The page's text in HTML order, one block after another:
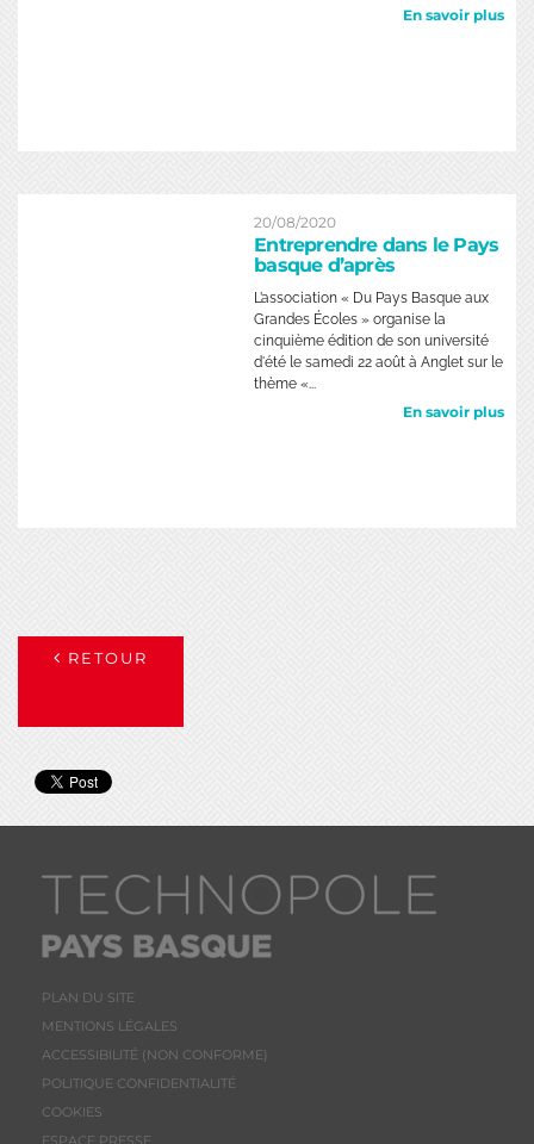
En savoir plus
20/08/2020
Entreprendre dans le Pays
basque d’après
L’association « Du Pays Basque aux
Grandes Écoles » organise la
cinquième édition de son université
d'été le samedi 22 août à Anglet sur le
thème «...
En savoir plus
RETOUR
PLAN DU SITE
MENTIONS LÉGALES
ACCESSIBILITÉ (NON CONFORME)
POLITIQUE CONFIDENTIALITÉ
COOKIES
ESPACE PRESSE